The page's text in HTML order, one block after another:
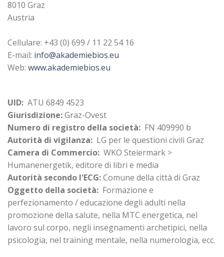
8010 Graz
Austria
Cellulare: +43 (0) 699 / 11 22 54 16
E-mail: info@akademiebios.eu
Web: www.akademiebios.eu
UID: ATU 6849 4523
Giurisdizione:Graz-Ovest
Numero di registro della società: FN 409990 b
Autorità di vigilanza: LG per le questioni civili Graz
Camera di Commercio: WKO Steiermark >
Humanenergetik, editore di libri e media
Autorità secondo l'ECG:Comune della città di Graz
Oggetto della società: Formazione e
perfezionamento / educazione degli adulti nella
promozione della salute, nella MTC energetica, nel
lavoro sul corpo, negli insegnamenti archetipici, nella
psicologia, nel training mentale, nella numerologia, ecc.